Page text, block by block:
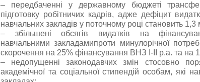
– передбаченні у державному бюджеті
підготовку робітничих кадрів, адже дефіцит
навчальних закладів у поточному році становить 1,3
– збільшені обсягів видатків на
навчальними закладамипроти минулорічної
скорочення на 25% фінансування ВНЗ І-ІІ р.а. та на
– недопущенні законодавчих змін стосовно
академічної та соціальної стипендій особам, які